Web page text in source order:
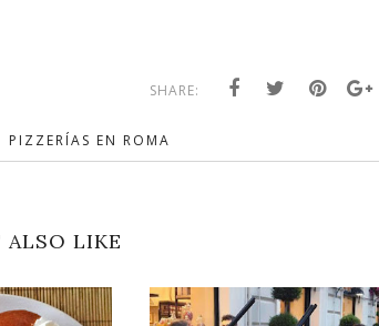
SHARE:
PIZZERÍAS EN ROMA
LIKE